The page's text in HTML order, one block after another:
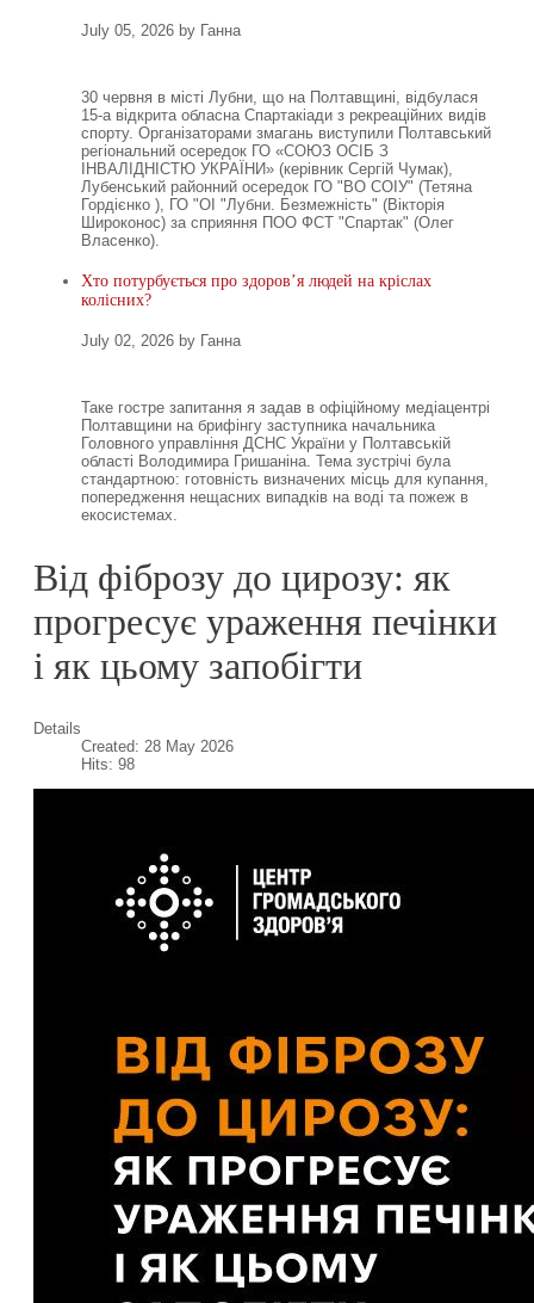
July 05, 2026 by Ганна
30 червня в місті Лубни, що на Полтавщині, відбулася
15-а відкрита обласна Спартакіади з рекреаційних видів
спорту. Організаторами змагань виступили Полтавський
регіональний осередок ГО «СОЮЗ ОСІБ З
ІНВАЛІДНІСТЮ УКРАЇНИ» (керівник Сергій Чумак),
Лубенський районний осередок ГО "ВО СОІУ" (Тетяна
Гордієнко ), ГО "ОІ "Лубни. Безмежність" (Вікторія
Широконос) за сприяння ПОО ФСТ "Спартак" (Олег
Власенко).
Хто потурбується про здоров’я людей на кріслах
колісних?
July 02, 2026 by Ганна
Таке гостре запитання я задав в офіційному медіацентрі
Полтавщини на брифінгу заступника начальника
Головного управління ДСНС України у Полтавській
області Володимира Гришаніна. Тема зустрічі була
стандартною: готовність визначених місць для купання,
попередження нещасних випадків на воді та пожеж в
екосистемах.
Від фіброзу до цирозу: як
прогресує ураження печінки
і як цьому запобігти
Details
Created: 28 May 2026
Hits: 98